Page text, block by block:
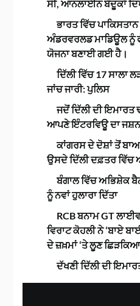
ਸੀ, ਆਨਲਾਈਨ ਬੰਦੂਕਾਂ
ਭਾਰਤ ਵਿੱਚ
ਅੰਡਰਵਰਲਡ ਮਾਡਿਊਲ ਨੂੰ
ਯੋਜਨਾ ਬਣਾਈ ਗਈ ਹੈ।
ਦਿੱਲੀ ਵਿੱਚ 17 ਸਾਲਾ
ਜਾਂਚ ਜਾਰੀ: ਪੁਲਿਸ
ਜਦੋਂ ਦਿੱਲੀ ਦੀ ਇਮਾਰਤ
ਆਪਣੇ ਇੰਟਰਵਿਊ ਦਾ ਜਸ਼ਨ
ਕਾਂਗਰਸ ਦੇ ਦੋਸ਼ਾਂ ਤੋਂ
ਉਸਦੇ ਦਿੱਲੀ ਦਫ਼ਤਰ ਵਿੱਚ
ਬੰਗਾਲ ਵਿੱਚ ਅਭਿਸ਼ੇਕ
ਨੂੰ ਨਵਾਂ ਹੁਲਾਰਾ ਦਿੱਤਾ
RCB ਬਨਾਮ GT
ਵਿਰਾਟ ਕੋਹਲੀ ਨੇ ‘ਬਾਏ
ਦੇ ਜ਼ਖ਼ਮਾਂ ‘ਤੇ ਲੂਣ ਛਿੜਕਿਆ
ਦੱਖਣੀ ਦਿੱਲੀ ਦੀ